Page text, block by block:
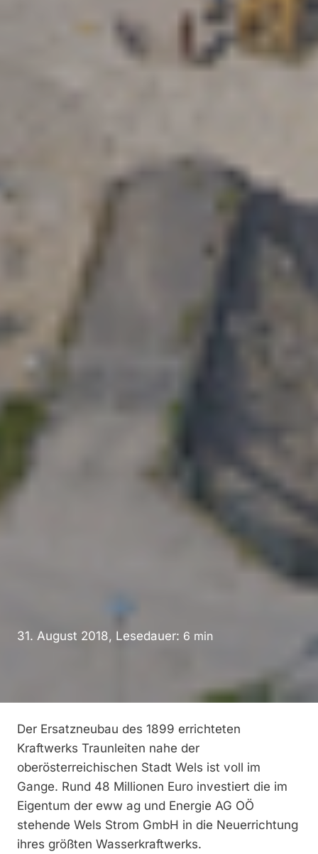
31. August 2018, Lesedauer: 6 min
Der Ersatzneubau des 1899 errichteten
Kraftwerks Traunleiten nahe der
oberösterreichischen Stadt Wels ist voll im
Gange. Rund 48 Millionen Euro investiert die im
Eigentum der eww ag und Energie AG OÖ
stehende Wels Strom GmbH in die Neuerrichtung
ihres größten Wasserkraftwerks.